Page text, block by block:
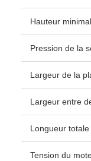
Hauteur
Pression de la
Largeur de la
Largeur entre
Longueur totale
Tension du